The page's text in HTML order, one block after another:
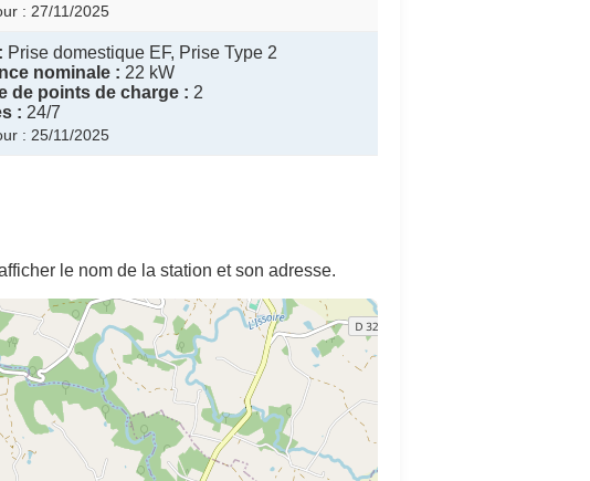
: 27/11/2025
Prise domestique EF, Prise Type 2
nominale : 22 kW
de points de charge : 2
: 24/7
: 25/11/2025
le nom de la station et son adresse.